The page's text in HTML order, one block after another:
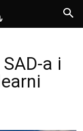
a i